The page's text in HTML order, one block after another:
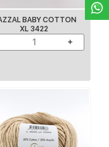
BABY COTTON
XL 3422